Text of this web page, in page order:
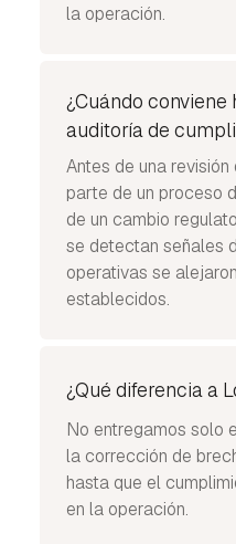
la operación.
¿Cuándo conviene
auditoría de
Antes de una
parte de un proceso
de un cambio
se detectan señales
operativas se
establecidos.
¿Qué diferencia a
No entregamos solo
la corrección de
hasta que el
en la operación.